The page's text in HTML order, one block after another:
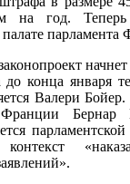
на год. Теперь
парламента
начнет
до конца января
Валери
Бернар